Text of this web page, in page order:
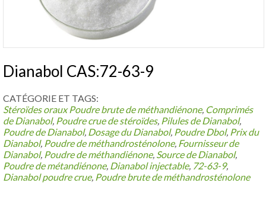
Dianabol CAS:72-63-9
CATÉGORIE ET ​​TAGS:
Stéroïdes oraux Poudre brute de méthandiénone, Comprimés
de Dianabol, Poudre crue de stéroïdes, Pilules de Dianabol,
Poudre de Dianabol, Dosage du Dianabol, Poudre Dbol, Prix ​​du
Dianabol, Poudre de méthandrosténolone, Fournisseur de
Dianabol, Poudre de méthandiénone, Source de Dianabol,
Poudre de métandiénone, Dianabol injectable, 72-63-9,
Dianabol poudre crue, Poudre brute de méthandrosténolone